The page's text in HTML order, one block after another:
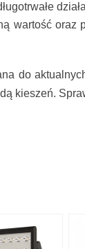
wartość oraz
do
kieszeń.